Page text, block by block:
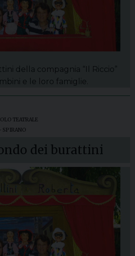
della compagnia “Il Riccio”
e le loro famiglie.
TEATRALE
SPIRANO
dei burattini